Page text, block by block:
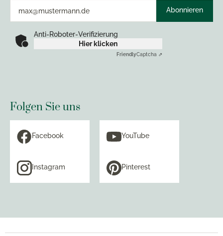
Abonnieren
Anti-Roboter-Verifizierung
Hier klicken
FriendlyCaptcha ⇗
Folgen Sie uns
Facebook YouTube
Instagram Pinterest